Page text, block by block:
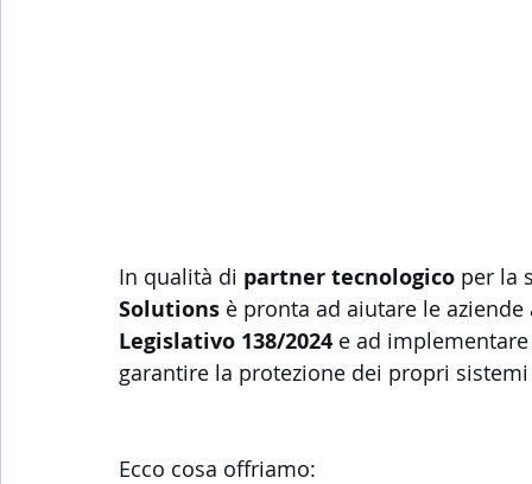
In qualità di partner tecnologico per la
Solutions è pronta ad aiutare le
Legislativo 138/2024 e ad
garantire la protezione dei propri
Ecco cosa offriamo: